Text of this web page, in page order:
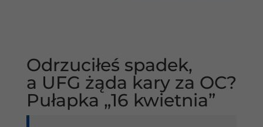
Odrzuciłeś spadek,
a UFG żąda kary za OC?
Pułapka „16 kwietnia”